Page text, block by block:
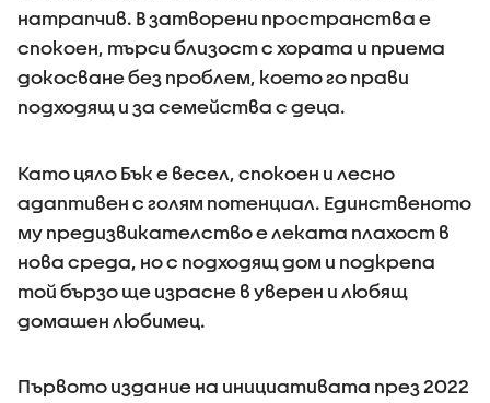
натрапчив. В затворени пространства е
спокоен, търси близост с хората и приема
докосване без проблем, което го прави
подходящ и за семейства с деца.
Като цяло Бък е весел, спокоен и лесно
адаптивен с голям потенциал. Единственото
му предизвикателство е леката плахост в
нова среда, но с подходящ дом и подкрепа
той бързо ще израсне в уверен и любящ
домашен любимец.
Първото издание на инициативата през 2022